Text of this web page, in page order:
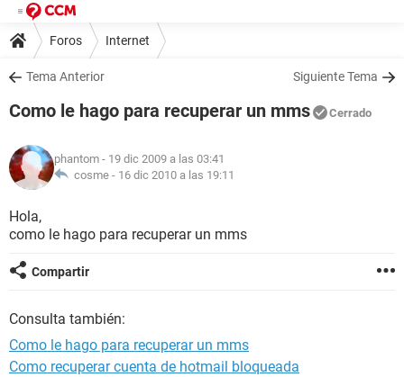
Foros Internet
Tema Anterior Siguiente Tema
Como le hago para recuperar un mms Cerrado
phantom - 19 dic 2009 a las 03:41
cosme - 16 dic 2010 a las 19:11
Hola,
como le hago para recuperar un mms
Compartir
Consulta también:
Como le hago para recuperar un mms
Como recuperar cuenta de hotmail bloqueada